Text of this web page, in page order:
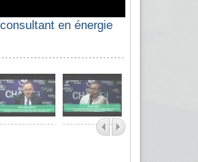
en énergie